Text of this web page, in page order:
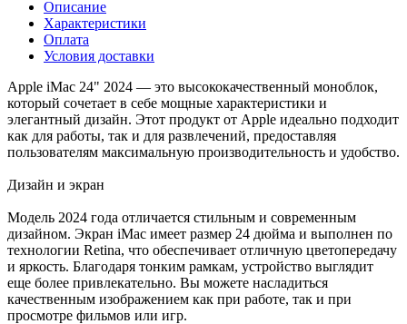
Описание
Характеристики
Оплата
Условия доставки
Apple iMac 24" 2024 — это высококачественный моноблок,
который сочетает в себе мощные характеристики и
элегантный дизайн. Этот продукт от Apple идеально подходит
как для работы, так и для развлечений, предоставляя
пользователям максимальную производительность и удобство.
Дизайн и экран
Модель 2024 года отличается стильным и современным
дизайном. Экран iMac имеет размер 24 дюйма и выполнен по
технологии Retina, что обеспечивает отличную цветопередачу
и яркость. Благодаря тонким рамкам, устройство выглядит
еще более привлекательно. Вы можете насладиться
качественным изображением как при работе, так и при
просмотре фильмов или игр.